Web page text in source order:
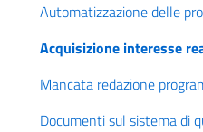
Automatizzazione delle
Acquisizione interesse
Mancata redazione
Documenti sul sistema di